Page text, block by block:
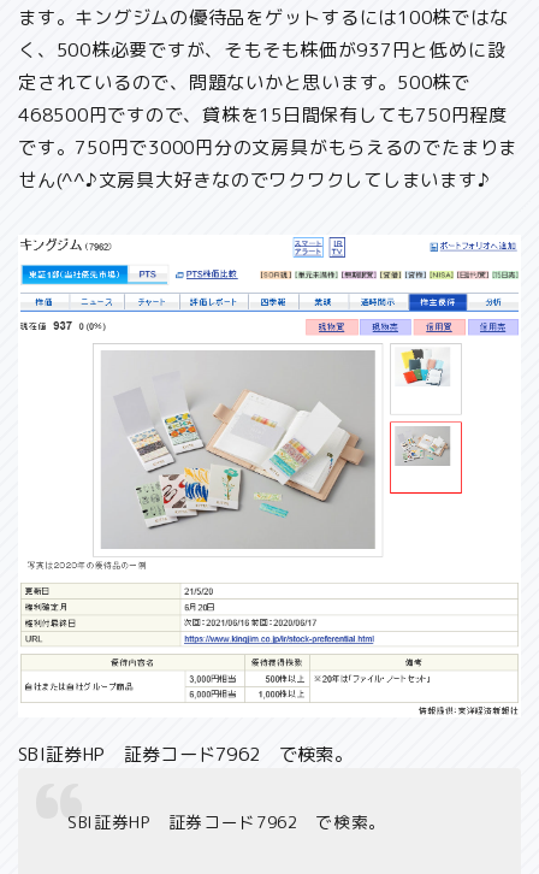
ます。キングジムの優待品をゲットするには100株ではな
く、 500株必要ですが、そもそも株価が937円と低めに設
定されているので、問題ないかと思います。500株で
468500円ですので、貸株を15日間保有しても750円程度
です。750円で3000円分の文房具がもらえるのでたまりま
せん(^^♪文房具大好きなのでワクワクしてしまいます♪
SBI証券HP 証券コード7962 で検索。
SBI証券HP 証券コード7962 で検索。